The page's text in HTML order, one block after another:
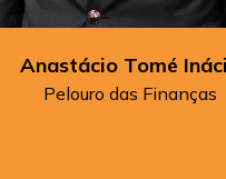
Anastácio Tomé
Pelouro das Finanças